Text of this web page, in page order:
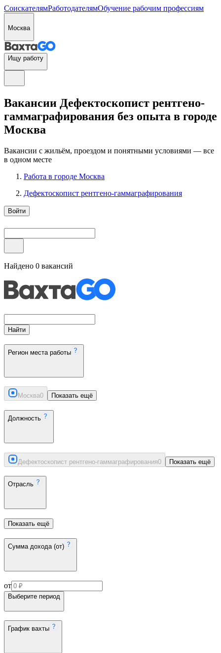
СоискателямРаботодателямОбучение рабочим профессиям
Москва
Ищу работу
Вакансии Дефектоскопист рентгено-
гаммаграфирования без опыта в городе
Москва
Вакансии с жильём, проездом и понятными условиями — все
в одном месте
Работа в городе Москва
Дефектоскопист рентгено-гаммаграфирования
Войти
Найдено 0 вакансий
Найти
Регион места работы
Москва0 Показать ещё
Должность
Дефектоскопист рентгено-гаммаграфирования0 Показать ещё
Отрасль
Показать ещё
Сумма дохода (от)
от
Выберите период
График вахты